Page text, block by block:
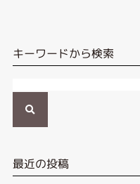
キーワードから検索
最近の投稿